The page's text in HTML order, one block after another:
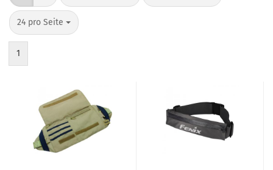
24 pro Seite
pro Seite
1